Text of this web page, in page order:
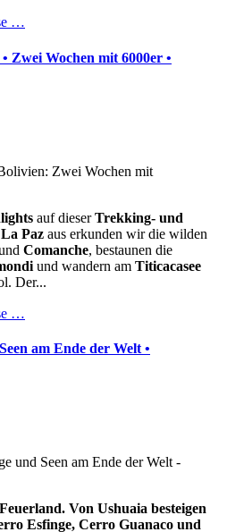
…
Zwei Wochen mit 6000er •
auf dieserTrekking- und
La Paz aus erkunden wir die wilden
Comanche, bestaunen die
und wandern am Titicacasee
Der...
…
am Ende der Welt •
Von Ushuaia besteigen
Esfinge, Cerro Guanaco und